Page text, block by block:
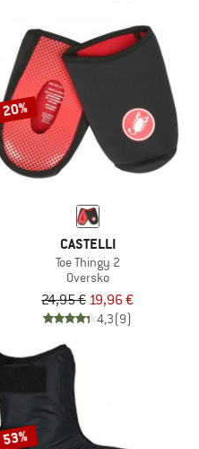
20%
CASTELLI
Toe Thingy 2
Oversko
24,95 € 19,96 €
4,3(9)
53%